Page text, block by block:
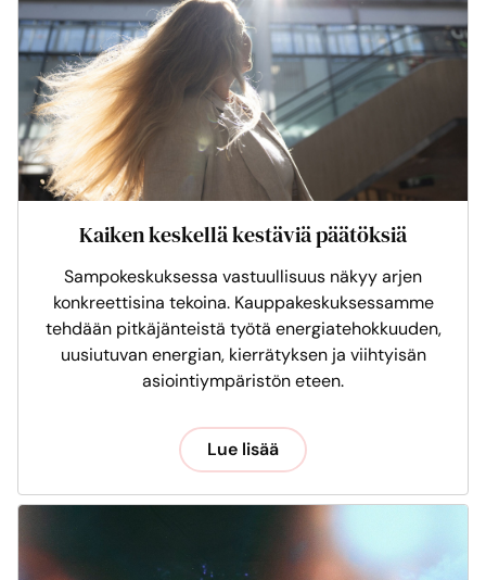
Kaiken keskellä kestäviä päätöksiä
Sampokeskuksessa vastuullisuus näkyy arjen
konkreettisina tekoina. Kauppakeskuksessamme
tehdään pitkäjänteistä työtä energiatehokkuuden,
uusiutuvan energian, kierrätyksen ja viihtyisän
asiointiympäristön eteen.
Lue lisää